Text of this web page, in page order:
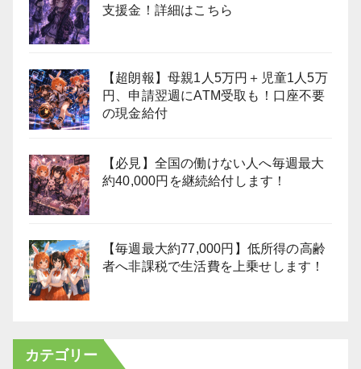
支援金！詳細はこちら
【超朗報】母親1人5万円＋児童1人5万
円、申請翌週にATM受取も！口座不要
の現金給付
【必見】全国の働けない人へ毎週最大
約40,000円を継続給付します！
【毎週最大約77,000円】低所得の高齢
者へ非課税で生活費を上乗せします！
カテゴリー